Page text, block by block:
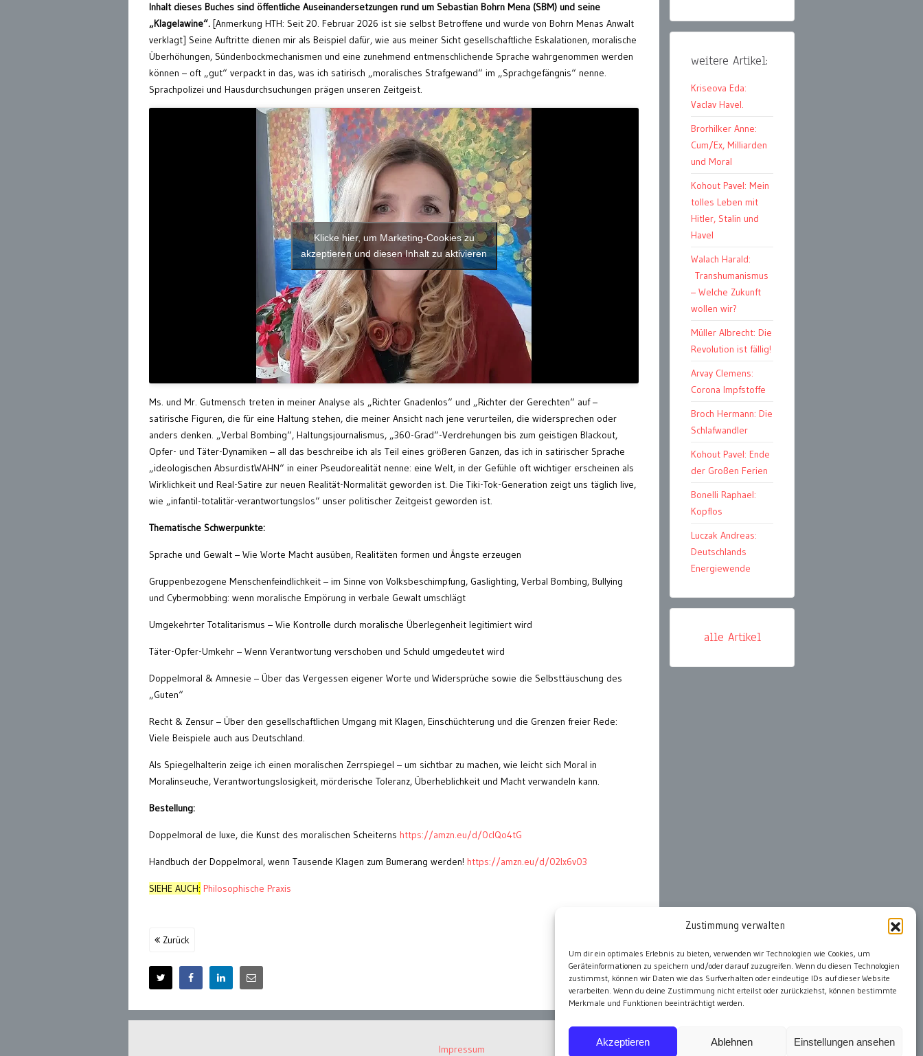
Zustimmung verwalten
Um dir ein optimales Erlebnis zu bieten, verwenden wir Technologien wie Cookies, um
Geräteinformationen zu speichern und/oder darauf zuzugreifen. Wenn du diesen Technologien
zustimmst, können wir Daten wie das Surfverhalten oder eindeutige IDs auf dieser Website
verarbeiten. Wenn du deine Zustimmung nicht erteilst oder zurückziehst, können bestimmte
Merkmale und Funktionen beeinträchtigt werden.
Akzeptieren Ablehnen Einstellungen ansehen
Inhalt dieses Buches sind öffentliche Auseinandersetzungen rund um Sebastian Bohrn Mena (SBM) und seine
„Klagelawine“. [Anmerkung HTH: Seit 20. Februar 2026 ist sie selbst Betroffene und wurde von Bohrn Menas Anwalt
verklagt] Seine Auftritte dienen mir als Beispiel dafür, wie aus meiner Sicht gesellschaftliche Eskalationen, moralische
Überhöhungen, Sündenbockmechanismen und eine zunehmend entmenschlichende Sprache wahrgenommen werden
können – oft „gut“ verpackt in das, was ich satirisch „moralisches Strafgewand“ im „Sprachgefängnis“ nenne.
Sprachpolizei und Hausdurchsuchungen prägen unseren Zeitgeist.
Klicke hier, um Marketing-Cookies zu
akzeptieren und diesen Inhalt zu aktivieren
Ms. und Mr. Gutmensch treten in meiner Analyse als „Richter Gnadenlos“ und „Richter der Gerechten“ auf –
satirische Figuren, die für eine Haltung stehen, die meiner Ansicht nach jene verurteilen, die widersprechen oder
anders denken. „Verbal Bombing“, Haltungsjournalismus, „360-Grad“-Verdrehungen bis zum geistigen Blackout,
Opfer- und Täter-Dynamiken – all das beschreibe ich als Teil eines größeren Ganzen, das ich in satirischer Sprache
„ideologischen AbsurdistWAHN“ in einer Pseudorealität nenne: eine Welt, in der Gefühle oft wichtiger erscheinen als
Wirklichkeit und Real-Satire zur neuen Realität-Normalität geworden ist. Die Tiki-Tok-Generation zeigt uns täglich live,
wie „infantil-totalitär-verantwortungslos“ unser politischer Zeitgeist geworden ist.
Thematische Schwerpunkte:
Sprache und Gewalt – Wie Worte Macht ausüben, Realitäten formen und Ängste erzeugen
Gruppenbezogene Menschenfeindlichkeit – im Sinne von Volksbeschimpfung, Gaslighting, Verbal Bombing, Bullying
und Cybermobbing: wenn moralische Empörung in verbale Gewalt umschlägt
Umgekehrter Totalitarismus – Wie Kontrolle durch moralische Überlegenheit legitimiert wird
Täter-Opfer-Umkehr – Wenn Verantwortung verschoben und Schuld umgedeutet wird
Doppelmoral & Amnesie – Über das Vergessen eigener Worte und Widersprüche sowie die Selbsttäuschung des
„Guten“
Recht & Zensur – Über den gesellschaftlichen Umgang mit Klagen, Einschüchterung und die Grenzen freier Rede:
Viele Beispiele auch aus Deutschland.
Als Spiegelhalterin zeige ich einen moralischen Zerrspiegel – um sichtbar zu machen, wie leicht sich Moral in
Moralinseuche, Verantwortungslosigkeit, mörderische Toleranz, Überheblichkeit und Macht verwandeln kann.
Bestellung:
Doppelmoral de luxe, die Kunst des moralischen Scheiterns https://amzn.eu/d/0cIQo4tG
Handbuch der Doppelmoral, wenn Tausende Klagen zum Bumerang werden! https://amzn.eu/d/02Ix6v03
SIEHE AUCH: Philosophische Praxis
Zurück
weitere Artikel:
Kriseova Eda:
Vaclav Havel.
Brorhilker Anne:
Cum/Ex, Milliarden
und Moral
Kohout Pavel: Mein
tolles Leben mit
Hitler, Stalin und
Havel
Walach Harald:
Transhumanismus
– Welche Zukunft
wollen wir?
Müller Albrecht: Die
Revolution ist fällig!
Arvay Clemens:
Corona Impfstoffe
Broch Hermann: Die
Schlafwandler
Kohout Pavel: Ende
der Großen Ferien
Bonelli Raphael:
Kopflos
Luczak Andreas:
Deutschlands
Energiewende
alle Artikel
Impressum